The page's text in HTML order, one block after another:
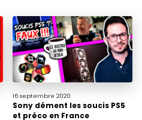
16 septembre 2020
Sony dément les soucis PS5
et préco en France